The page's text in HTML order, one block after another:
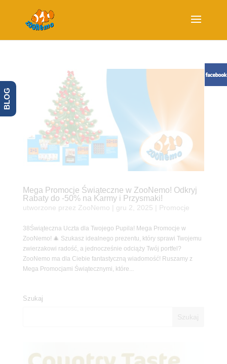
Mega Promocje Świąteczne w ZooNemo! Odkryj
Rabaty do -50% na Karmy i Przysmaki!
utworzone przez ZooNemo gru 2, 2025 Promocje
38Świąteczna Uczta dla Twojego Pupila! Mega Promocje w
ZooNemo! 🎄 Szukasz idealnego prezentu, który sprawi Twojemu
zwierzakowi radość, a jednocześnie odciąży Twój portfel?
ZooNemo ma dla Ciebie fantastyczną wiadomość! Ruszamy z
Mega Promocjami Świątecznymi, które...
Szukaj
BLOG